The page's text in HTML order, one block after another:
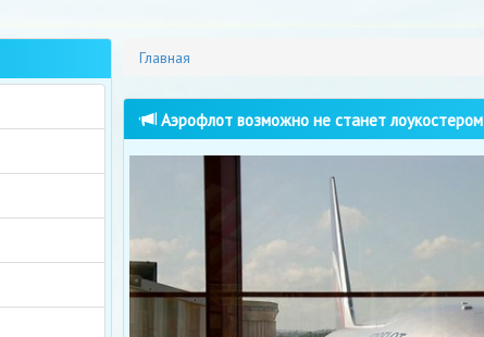
Главная
Аэрофлот возможно не станет лоукостером